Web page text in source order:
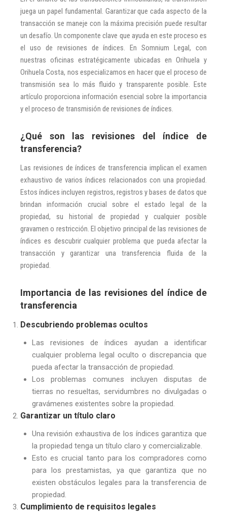
juega un papel fundamental. Garantizar que cada aspecto de la
transacción se maneje con la máxima precisión puede resultar
un desafío. Un componente clave que ayuda en este proceso es
el uso de revisiones de índices. En Somnium Legal, con
nuestras oficinas estratégicamente ubicadas en Orihuela y
Orihuela Costa, nos especializamos en hacer que el proceso de
transmisión sea lo más fluido y transparente posible. Este
artículo proporciona información esencial sobre la importancia
y el proceso de transmisión de revisiones de índices.
¿Qué son las revisiones del índice de
transferencia?
Las revisiones de índices de transferencia implican el examen
exhaustivo de varios índices relacionados con una propiedad.
Estos índices incluyen registros, registros y bases de datos que
brindan información crucial sobre el estado legal de la
propiedad, su historial de propiedad y cualquier posible
gravamen o restricción. El objetivo principal de las revisiones de
índices es descubrir cualquier problema que pueda afectar la
transacción y garantizar una transferencia fluida de la
propiedad.
Importancia de las revisiones del índice de
transferencia
Descubriendo problemas ocultos
Las revisiones de índices ayudan a identificar
cualquier problema legal oculto o discrepancia que
pueda afectar la transacción de propiedad.
Los problemas comunes incluyen disputas de
tierras no resueltas, servidumbres no divulgadas o
gravámenes existentes sobre la propiedad.
Garantizar un título claro
Una revisión exhaustiva de los índices garantiza que
la propiedad tenga un título claro y comercializable.
Esto es crucial tanto para los compradores como
para los prestamistas, ya que garantiza que no
existen obstáculos legales para la transferencia de
propiedad.
Cumplimiento de requisitos legales